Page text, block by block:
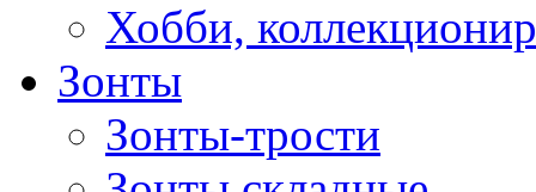
Хобби,
Зонты
Зонты-трости